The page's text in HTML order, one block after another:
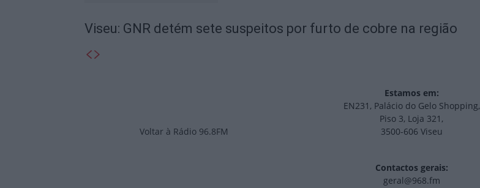
Viseu: GNR detém sete suspeitos por furto de cobre na região
Voltar à Rádio 96.8FM
Estamos em:
EN231, Palácio do Gelo Shopping,
Piso 3, Loja 321,
3500-606 Viseu
Contactos gerais:
geral@968.fm